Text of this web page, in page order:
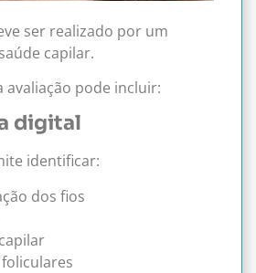
ser realizado por um
capilar.
avaliação pode incluir:
digital
identificar:
dos fios